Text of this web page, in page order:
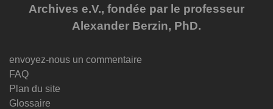
Archives e.V., fondée par le professeur
Alexander Berzin, PhD.
envoyez-nous un commentaire
FAQ
Plan du site
Glossaire